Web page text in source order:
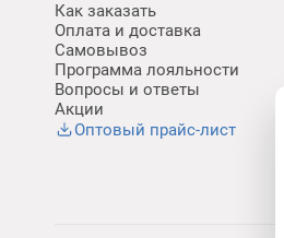
Как заказать
Оплата и доставка
Самовывоз
Программа лояльности
Вопросы и ответы
Акции
Оптовый прайс-лист